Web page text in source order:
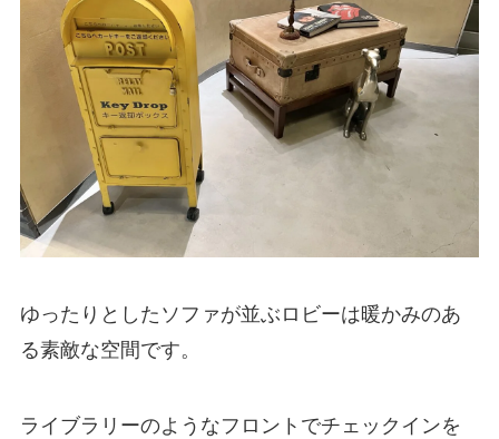
ゆったりとしたソファが並ぶロビーは暖かみのあ
る素敵な空間です。
ライブラリーのようなフロントでチェックインを